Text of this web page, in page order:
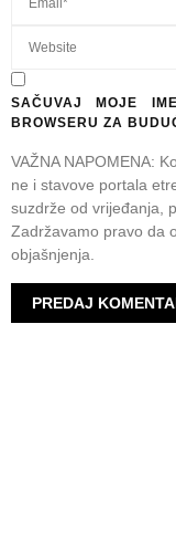
SAČUVAJ MOJE
BROWSERU ZA
VAŽNA NAPOMENA:
ne i stavove portala
suzdrže od vrijeđanja,
Zadržavamo pravo da
objašnjenja.